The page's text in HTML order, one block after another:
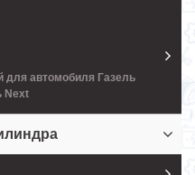
для автомобиля Газель
Next